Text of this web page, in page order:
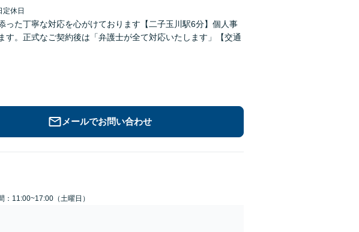
定休日
た丁寧な対応を心がけております【二子玉川駅6分】個人事
。正式なご契約後は「弁護士が全て対応いたします」【交通
メールでお問い合わせ
：11:00~17:00（土曜日）